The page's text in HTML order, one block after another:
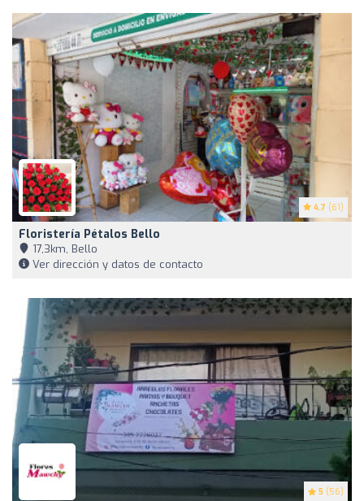
4.7 (61)
Floristería Pétalos Bello
17,3km, Bello
Ver dirección y datos de contacto
5 (56)